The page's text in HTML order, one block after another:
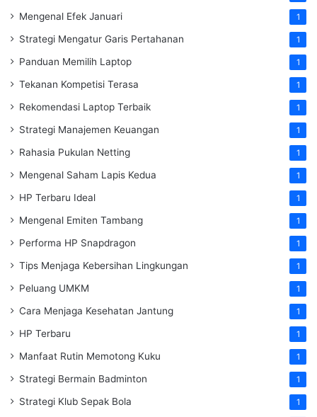
Mengenal Efek Januari 1
Strategi Mengatur Garis Pertahanan 1
Panduan Memilih Laptop 1
Tekanan Kompetisi Terasa 1
Rekomendasi Laptop Terbaik 1
Strategi Manajemen Keuangan 1
Rahasia Pukulan Netting 1
Mengenal Saham Lapis Kedua 1
HP Terbaru Ideal 1
Mengenal Emiten Tambang 1
Performa HP Snapdragon 1
Tips Menjaga Kebersihan Lingkungan 1
Peluang UMKM 1
Cara Menjaga Kesehatan Jantung 1
HP Terbaru 1
Manfaat Rutin Memotong Kuku 1
Strategi Bermain Badminton 1
Strategi Klub Sepak Bola 1